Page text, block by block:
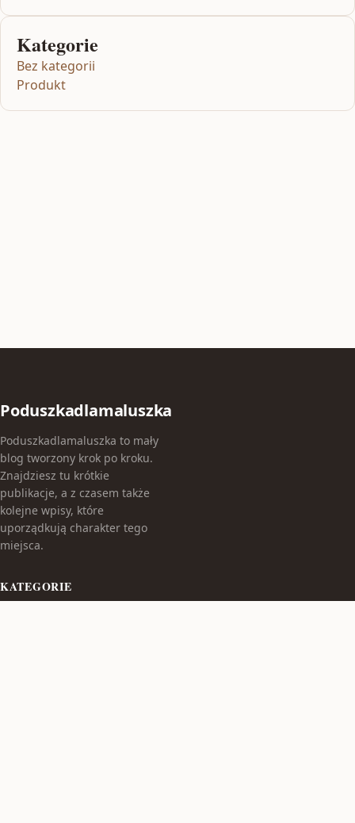
Kategorie
Bez kategorii
Produkt
Poduszkadlamaluszka
Poduszkadlamaluszka to mały
blog tworzony krok po kroku.
Znajdziesz tu krótkie
publikacje, a z czasem także
kolejne wpisy, które
uporządkują charakter tego
miejsca.
KATEGORIE